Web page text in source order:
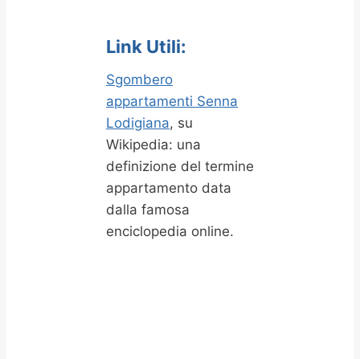
Link Utili:
Sgombero
appartamenti Senna
Lodigiana, su
Wikipedia: una
definizione del termine
appartamento data
dalla famosa
enciclopedia online.